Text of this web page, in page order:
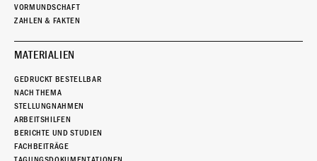
VORMUNDSCHAFT
ZAHLEN & FAKTEN
MATERIALIEN
GEDRUCKT BESTELLBAR
NACH THEMA
STELLUNGNAHMEN
ARBEITSHILFEN
BERICHTE UND STUDIEN
FACHBEITRÄGE